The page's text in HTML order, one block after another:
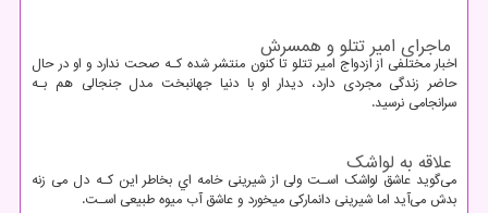
ماجرای امیر تتلو و همسرش
اخبار مختلفی از ازدواج امیر تتلو تا کنون منتشر شده کـه صحت ندارد و او در حال
حاضر زندگی مجردی دارد، دیدار او با دنیا جهانبخت مدل جنجالی هم بـه
سرانجامی نرسید.
علاقه به لواشک
می‌گوید عاشق لواشک اسـت ولی از شیرینی خامه اي بخاطر این کـه دل می زنه
بدش می‌آید اما شیرینی دانمارکی میخورد و عاشق آب میوه طبیعی اسـت.